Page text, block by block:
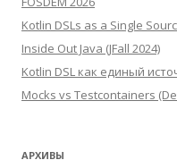
Kotlin DSLs as a Single
Inside Out Java (JFall 2024)
Kotlin DSL как единый
Mocks vs Testcontainers
АРХИВЫ